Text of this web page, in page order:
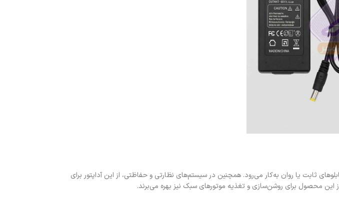
ثابت یا روان به‌کار می‌رود. همچنین در سیستم‌های نظارتی و حفاظتی، از این آداپتور برای
محصول برای روشن‌سازی و تغذیه موتورهای سبک نیز بهره می‌برند.